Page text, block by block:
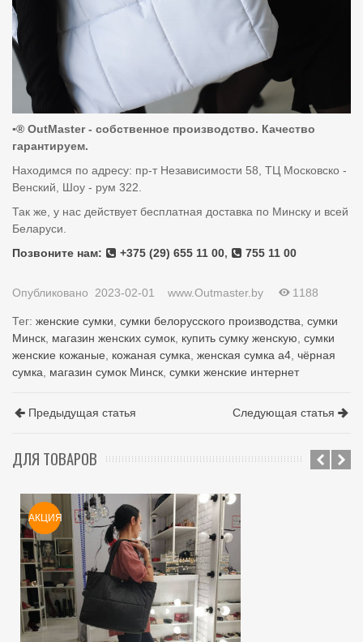
▪️®️ OutMaster - собственное производство. Качество
гарантируем.
Находимся по адресу: пр-т Независимости 58, ТЦ Московско -
Венский, Шоу - рум 322.
Так же, у нас действует бесплатная доставка по Минску и всей
Беларуси.
Позвоните нам:
+375 (29) 655 11 00, 755 11 00
Опубликовано 2023-02-01 www.Outmaster.by 1188
Тег: женские сумки сумки белорусского производства сумки
Минск магазин женских сумок купить сумку женскую сумки
женские кожаные
кожаная сумка женская сумка а4 чёрная
сумка
магазин сумок Минск сумки женские интернет
Предыдущая статья Следующая статья
ДЛЯ ТОВАРОВ
АКЦИЯ